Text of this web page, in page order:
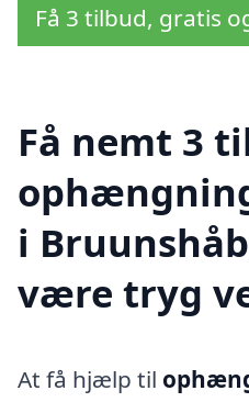
Få 3 tilbud, gratis
Få nemt 3
i
være tryg
At få hjælp til